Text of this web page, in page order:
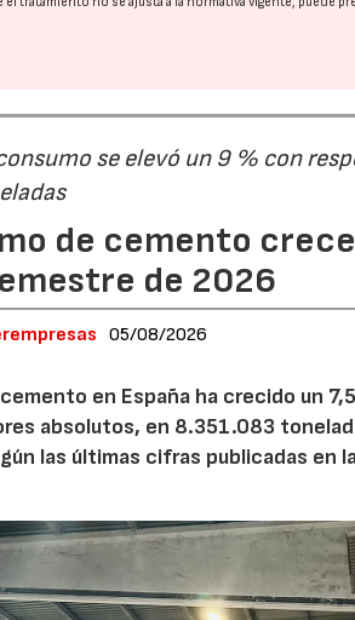
se elevó un 9 % con
de cemento
de 2026
05/08/2026
en España ha crecido un
absolutos, en 8.351.083
las últimas cifras publicadas